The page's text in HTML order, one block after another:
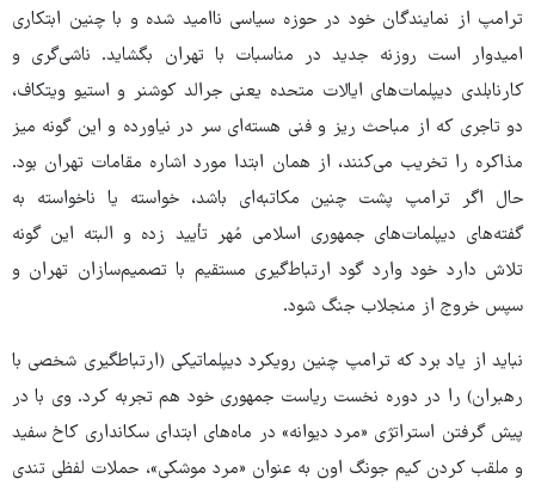
ترامپ از نمایندگان خود در حوزه سیاسی ناامید شده و با چنین ابتکاری
امیدوار است روزنه جدید در مناسبات با تهران بگشاید. ناشی‌گری و
کارنابلدی دیپلمات‌های ایالات متحده یعنی جرالد کوشنر و استیو ویتکاف،
دو تاجری که از مباحث ریز و فنی هسته‌ای سر در نیاورده و این گونه میز
مذاکره را تخریب می‌کنند، از همان ابتدا مورد اشاره مقامات تهران بود.
حال اگر ترامپ پشت چنین مکاتبه‌ای باشد، خواسته یا ناخواسته به
گفته‌های دیپلمات‌های جمهوری اسلامی مُهر تأیید زده و البته این گونه
تلاش دارد خود وارد گود ارتباط‌گیری مستقیم با تصمیم‌سازان تهران و
سپس خروج از منجلاب جنگ شود.
نباید از یاد برد که ترامپ چنین رویکرد دیپلماتیکی (ارتباطگیری شخصی با
رهبران) را در دوره نخست ریاست جمهوری خود هم تجربه کرد. وی با در
پیش گرفتن استراتژی «مرد دیوانه» در ماه‌های ابتدای سکانداری کاخ سفید
و ملقب کردن کیم جونگ اون به عنوان «مرد موشکی»، حملات لفظی تندی